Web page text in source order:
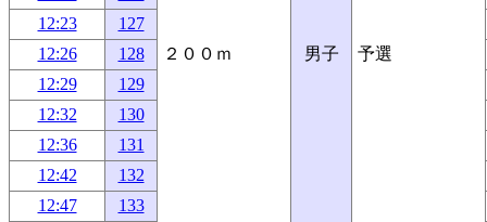
２００ｍ 男子 予選
12:23
127
12:26
128
12:29
129
12:32
130
12:36
131
12:42
132
12:47
133